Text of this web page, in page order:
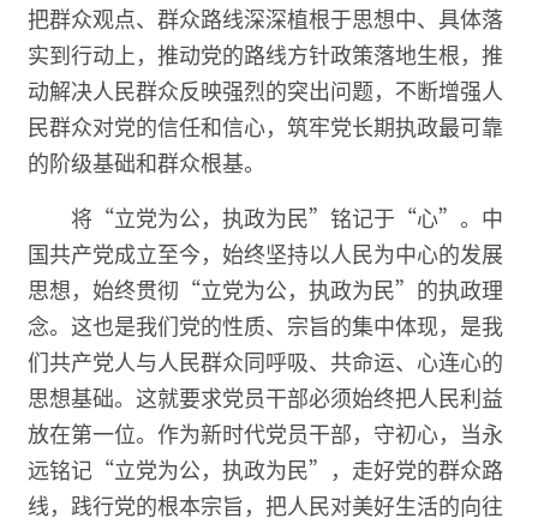
把群众观点、群众路线深深植根于思想中、具体落
实到行动上，推动党的路线方针政策落地生根，推
动解决人民群众反映强烈的突出问题，不断增强人
民群众对党的信任和信心，筑牢党长期执政最可靠
的阶级基础和群众根基。
将“立党为公，执政为民”铭记于“心”。中
国共产党成立至今，始终坚持以人民为中心的发展
思想，始终贯彻“立党为公，执政为民”的执政理
念。这也是我们党的性质、宗旨的集中体现，是我
们共产党人与人民群众同呼吸、共命运、心连心的
思想基础。这就要求党员干部必须始终把人民利益
放在第一位。作为新时代党员干部，守初心，当永
远铭记“立党为公，执政为民”，走好党的群众路
线，践行党的根本宗旨，把人民对美好生活的向往